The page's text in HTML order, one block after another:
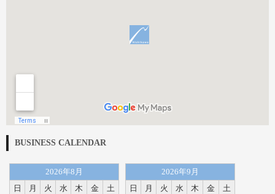
BUSINESS CALENDAR
2026年8月
日
月 火 水 木 金
土
2026年9月
日
月 火 水 木 金
土